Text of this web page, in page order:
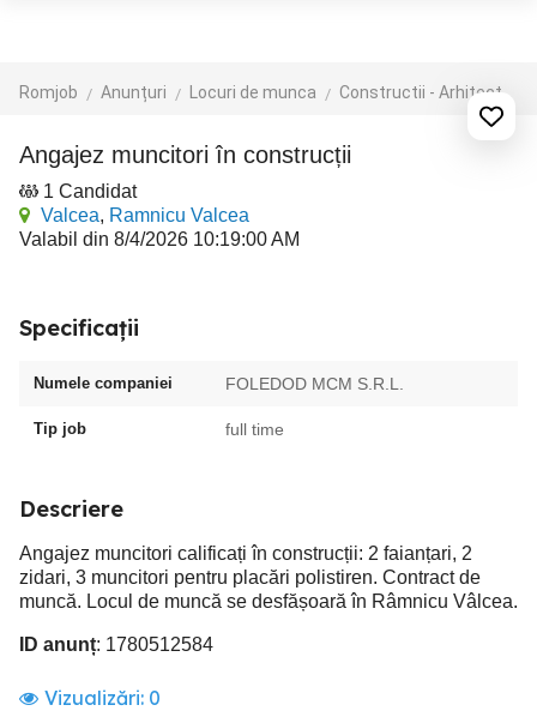
Romjob Anunțuri Locuri de munca Constructii - Arhitectura - Design
Angajez muncitori în construcții
1 Candidat
Valcea, Ramnicu Valcea
Valabil din 8/4/2026 10:19:00 AM
Specificații
Numele companiei FOLEDOD MCM S.R.L.
Tip job full time
Descriere
Angajez muncitori calificați în construcții: 2 faianțari, 2
zidari, 3 muncitori pentru placări polistiren. Contract de
muncă. Locul de muncă se desfășoară în Râmnicu Vâlcea.
ID anunț: 1780512584
Vizualizări: 0